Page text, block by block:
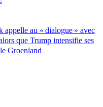
appelle au « dialogue » avec
que Trump intensifie ses
Groenland